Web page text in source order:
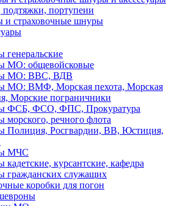
портупеии
и страховочные шнуры
генеральские
МО: общевойсковые
МО: ВВС, ВДВ
МО: ВМФ, Морская пехота, Морская
Морские пограничники
ФСБ, ФСО, ФПС, Прокуратура
морского, речного флота
Полиция, Росгвардии, ВВ, Юстиция,
МЧС
кадетские, курсантские, кафедра
гражданских служащих
коробки для погон